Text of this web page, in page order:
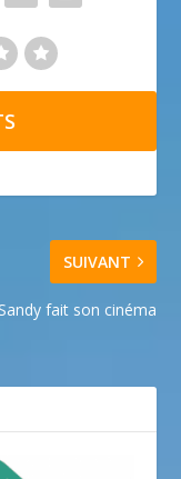
SUIVANT
Sandy fait son cinéma